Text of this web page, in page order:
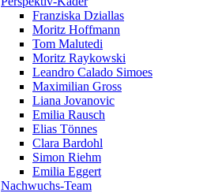
Franziska Dziallas
Moritz Hoffmann
Tom Malutedi
Moritz Raykowski
Leandro Calado Simoes
Maximilian Gross
Liana Jovanovic
Emilia Rausch
Elias Tönnes
Clara Bardohl
Simon Riehm
Emilia Eggert
Nachwuchs-Team